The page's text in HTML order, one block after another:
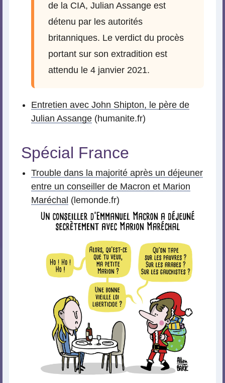
de la CIA, Julian Assange est
détenu par les autorités
britanniques. Le verdict du procès
portant sur son extradition est
attendu le 4 janvier 2021.
Entretien avec John Shipton, le père de
Julian Assange (humanite.fr)
Spécial France
Trouble dans la majorité après un déjeuner
entre un conseiller de Macron et Marion
Maréchal (lemonde.fr)